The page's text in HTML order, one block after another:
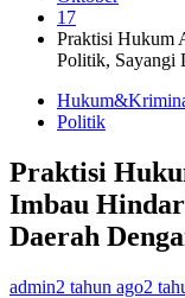
17
Praktisi Hukum
Politik, Sayangi
Politik
Praktisi
Imbau
Daerah
admin2 tahun ago2